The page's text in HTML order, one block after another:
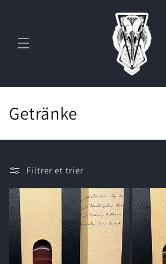
C
o
l
e
c
t
Getränke
Filtrer et trier